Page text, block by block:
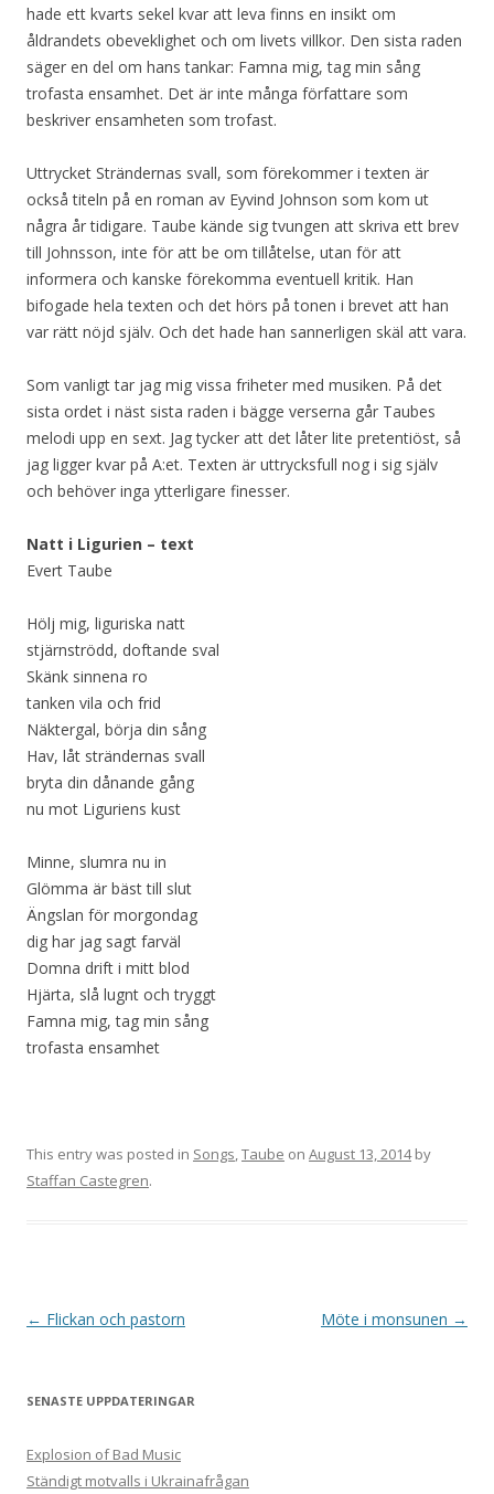
hade ett kvarts sekel kvar att leva finns en insikt om
åldrandets obeveklighet och om livets villkor. Den sista raden
säger en del om hans tankar: Famna mig, tag min sång
trofasta ensamhet. Det är inte många författare som
beskriver ensamheten som trofast.
Uttrycket Strändernas svall, som förekommer i texten är
också titeln på en roman av Eyvind Johnson som kom ut
några år tidigare. Taube kände sig tvungen att skriva ett brev
till Johnsson, inte för att be om tillåtelse, utan för att
informera och kanske förekomma eventuell kritik. Han
bifogade hela texten och det hörs på tonen i brevet att han
var rätt nöjd själv. Och det hade han sannerligen skäl att vara.
Som vanligt tar jag mig vissa friheter med musiken. På det
sista ordet i näst sista raden i bägge verserna går Taubes
melodi upp en sext. Jag tycker att det låter lite pretentiöst, så
jag ligger kvar på A:et. Texten är uttrycksfull nog i sig själv
och behöver inga ytterligare finesser.
Natt i Ligurien – text
Evert Taube
Hölj mig, liguriska natt
stjärnströdd, doftande sval
Skänk sinnena ro
tanken vila och frid
Näktergal, börja din sång
Hav, låt strändernas svall
bryta din dånande gång
nu mot Liguriens kust
Minne, slumra nu in
Glömma är bäst till slut
Ängslan för morgondag
dig har jag sagt farväl
Domna drift i mitt blod
Hjärta, slå lugnt och tryggt
Famna mig, tag min sång
trofasta ensamhet
This entry was posted in Songs,Taube on August 13, 2014by
Staffan Castegren.
Post
← Flickan och pastorn Möte i monsunen →
SENASTE UPPDATERINGAR
Explosion of Bad Music
Ständigt motvalls i Ukrainafrågan